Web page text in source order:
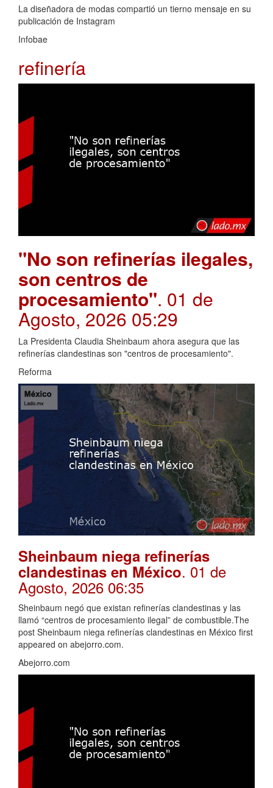
La diseñadora de modas compartió un tierno mensaje en su
publicación de Instagram
Infobae
refinería
"No son refinerías ilegales,
son centros de
procesamiento". 01 de
Agosto, 2026 05:29
La Presidenta Claudia Sheinbaum ahora asegura que las
refinerías clandestinas son "centros de procesamiento".
Reforma
Sheinbaum niega refinerías
clandestinas en México. 01 de
Agosto, 2026 06:35
Sheinbaum negó que existan refinerías clandestinas y las
llamó “centros de procesamiento ilegal” de combustible.The
post Sheinbaum niega refinerías clandestinas en México first
appeared on abejorro.com.
Abejorro.com